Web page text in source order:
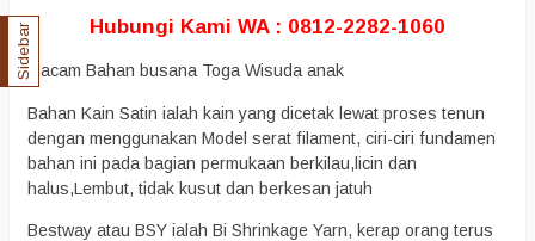
Hubungi Kami WA : 0812-2282-1060
Macam Bahan busana Toga Wisuda anak
Bahan Kain Satin ialah kain yang dicetak lewat proses tenun
dengan menggunakan Model serat filament, ciri-ciri fundamen
bahan ini pada bagian permukaan berkilau,licin dan
halus,Lembut, tidak kusut dan berkesan jatuh
Bestway atau BSY ialah Bi Shrinkage Yarn, kerap orang terus
Sidebar